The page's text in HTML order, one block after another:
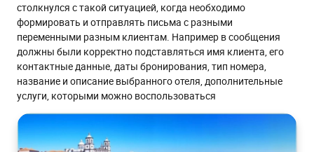
столкнулся с такой ситуацией, когда необходимо
формировать и отправлять письма с разными
переменными разным клиентам. Например в сообщения
должны были корректно подставляться имя клиента, его
контактные данные, даты бронирования, тип номера,
название и описание выбранного отеля, дополнительные
услуги, которыми можно воспользоваться